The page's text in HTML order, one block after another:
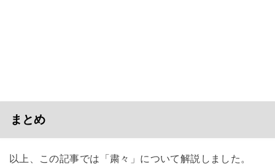
まとめ
以上、この記事では「粛々」について解説しました。